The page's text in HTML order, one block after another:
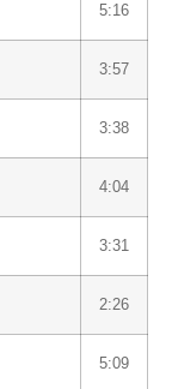
5:16
3:57
3:38
4:04
3:31
2:26
5:09